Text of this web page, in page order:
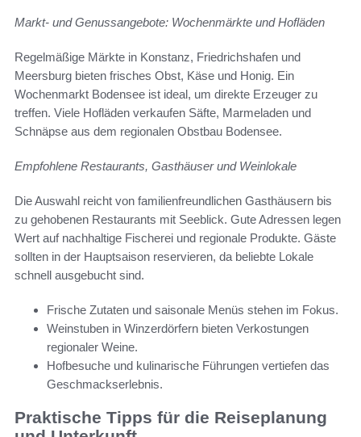
Markt- und Genussangebote: Wochenmärkte und Hofläden
Regelmäßige Märkte in Konstanz, Friedrichshafen und
Meersburg bieten frisches Obst, Käse und Honig. Ein
Wochenmarkt Bodensee ist ideal, um direkte Erzeuger zu
treffen. Viele Hofläden verkaufen Säfte, Marmeladen und
Schnäpse aus dem regionalen Obstbau Bodensee.
Empfohlene Restaurants, Gasthäuser und Weinlokale
Die Auswahl reicht von familienfreundlichen Gasthäusern bis
zu gehobenen Restaurants mit Seeblick. Gute Adressen legen
Wert auf nachhaltige Fischerei und regionale Produkte. Gäste
sollten in der Hauptsaison reservieren, da beliebte Lokale
schnell ausgebucht sind.
Frische Zutaten und saisonale Menüs stehen im Fokus.
Weinstuben in Winzerdörfern bieten Verkostungen
regionaler Weine.
Hofbesuche und kulinarische Führungen vertiefen das
Geschmackserlebnis.
Praktische Tipps für die Reiseplanung